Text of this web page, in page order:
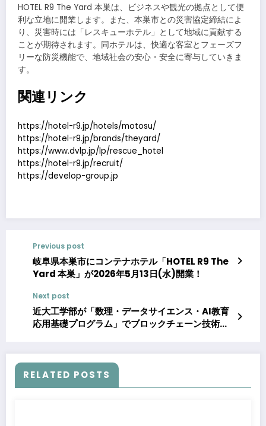
HOTEL R9 The Yard 本巣は、ビジネスや観光の拠点として便
利な立地に開業します。また、本巣市との災害協定締結によ
り、災害時には「レスキューホテル」として地域に貢献する
ことが期待されます。同ホテルは、快適な客室とフェーズフ
リーな防災機能で、地域社会の安心・安全に寄与していきま
す。
関連リンク
https://hotel-r9.jp/hotels/motosu/
https://hotel-r9.jp/brands/theyard/
https://www.dvlp.jp/lp/rescue_hotel
https://hotel-r9.jp/recruit/
https://develop-group.jp
Previous post
岐阜県本巣市にコンテナホテル「HOTEL R9 The
Yard 本巣」が2026年5月13日(水)開業！
Next post
近大工学部が「数理・データサイエンス・AI教育
応用基礎プログラム」でブロックチェーン技術を
RELATED POSTS